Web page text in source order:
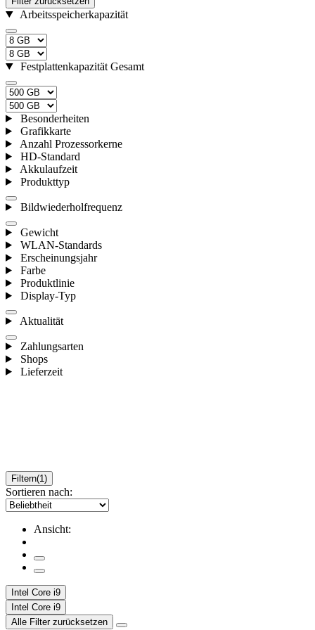
Arbeitsspeicherkapazität
Festplattenkapazität Gesamt
Besonderheiten
Grafikkarte
Anzahl Prozessorkerne
HD-Standard
Akkulaufzeit
Produkttyp
Bildwiederholfrequenz
Gewicht
WLAN-Standards
Erscheinungsjahr
Farbe
Produktlinie
Display-Typ
Aktualität
Zahlungsarten
Shops
Lieferzeit
Filtern(1)
Sortieren nach:
Ansicht:
Intel Core i9
Intel Core i9
Alle Filter zurücksetzen